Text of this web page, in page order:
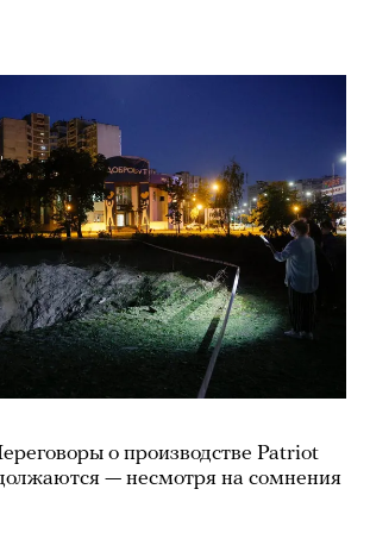
о производстве Patriot
— несмотря на сомнения